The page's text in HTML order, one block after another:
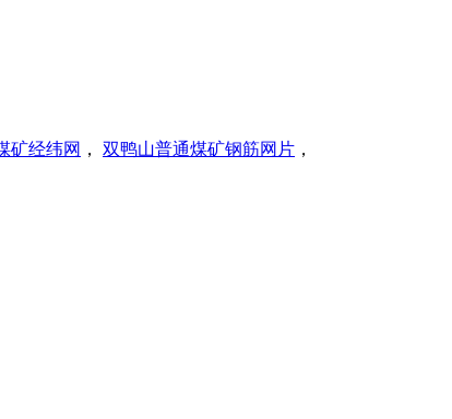
矿经纬网 ， 双鸭山普通煤矿钢筋网片 ，